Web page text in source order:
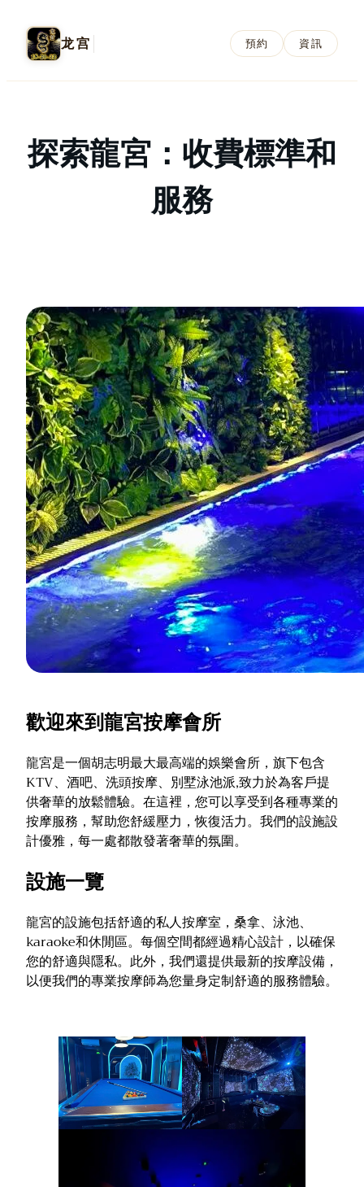
龙宫 預約 資訊
探索龍宮：收費標準和
服務
歡迎來到龍宮按摩會所
龍宮是一個胡志明最大最高端的娛樂會所，旗下包含
KTV、酒吧、洗頭按摩、別墅泳池派,致力於為客戶提
供奢華的放鬆體驗。在這裡，您可以享受到各種專業的
按摩服務，幫助您舒緩壓力，恢復活力。我們的設施設
計優雅，每一處都散發著奢華的氛圍。
設施一覽
龍宮的設施包括舒適的私人按摩室，桑拿、泳池、
karaoke和休閒區。每個空間都經過精心設計，以確保
您的舒適與隱私。此外，我們還提供最新的按摩設備，
以便我們的專業按摩師為您量身定制舒適的服務體驗。